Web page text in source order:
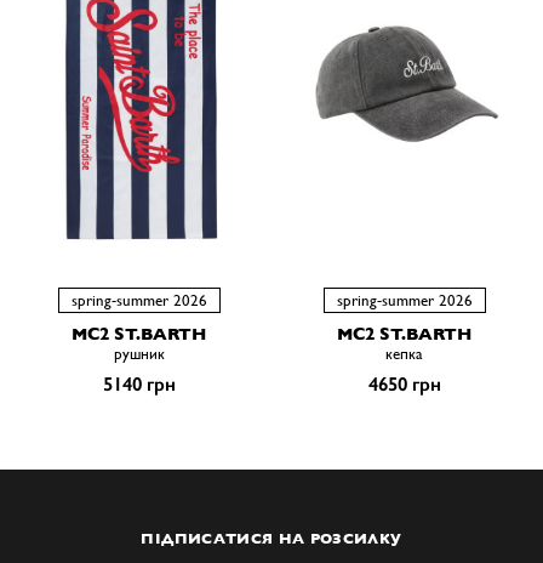
spring-summer 2026
MC2 ST.BARTH
рушник
5140 грн
spring-summer 2026
MC2 ST.BARTH
кепка
4650 грн
ПІДПИСАТИСЯ НА РОЗСИЛКУ